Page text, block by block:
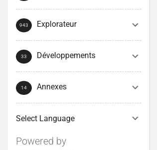
Explorateur
Développements
Annexes
Powered by